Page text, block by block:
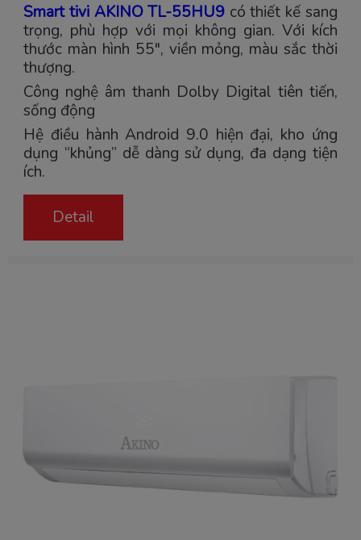
Smart tivi AKINO TL-55HU9 có thiết kế sang
trọng, phù hợp với mọi không gian. Với kích
thước màn hình 55", viền mỏng, màu sắc thời
thượng.
Công nghệ âm thanh Dolby Digital tiên tiến,
sống động
Hệ điều hành Android 9.0 hiện đại, kho ứng
dụng “khủng” dễ dàng sử dụng, đa dạng tiện
ích.
Detail